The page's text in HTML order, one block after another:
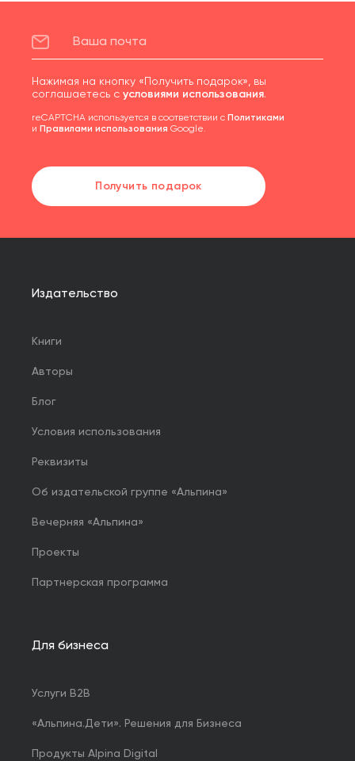
Нажимая на кнопку «Получить подарок», вы
соглашаетесь с условиями использования.
reCAPTCHA используется в соответствии с Политиками
и Правилами использования Google.
Получить подарок
Издательство
Книги
Авторы
Блог
Условия использования
Реквизиты
Об издательской группе «Альпина»
Вечерняя «Альпина»
Проекты
Партнерская программа
Для бизнеса
Услуги B2B
«Альпина.Дети». Решения для Бизнеса
Продукты Alpina Digital